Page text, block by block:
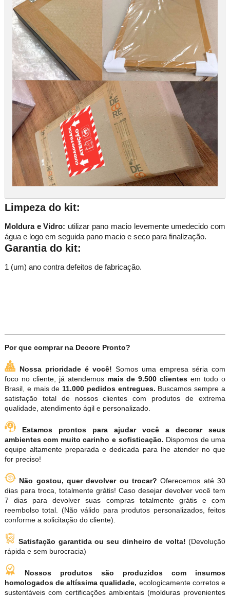
Limpeza do kit:
Moldura e Vidro: utilizar pano macio levemente umedecido com
gua e logo em seguida pano macio e seco para finalização.
Garantia do kit:
1 (um) ano contra defeitos de fabricação.
Por que comprar na Decore Pronto?
Nossa prioridade é você! Somos uma empresa séria com
foco no cliente, já atendemos mais de 9.500 clientes em todo o
Brasil, e mais de11.000 pedidos entregues. Buscamos sempre a
satisfação total de nossos clientes com produtos de extrema
qualidade, atendimento ágil e personalizado.
Estamos prontos para ajudar você a decorar seus
ambientes com muito carinho e sofisticação. Dispomos de uma
equipe altamente preparada e dedicada para lhe atender no que
for preciso!
Não gostou, quer devolver ou trocar?Oferecemos até 30
dias para troca, totalmente grátis! Caso desejar devolver você tem
7 dias para devolver suas compras totalmente grátis e com
reembolso total. (Não válido para produtos personalizados, feitos
conforme a solicitação do cliente).
Satisfação garantida ou seu dinheiro de volta!(Devolução
rápida e sem burocracia)
Nossos produtos são produzidos com insumos
homologados de altíssima qualidade, ecologicamente corretos e
sustentáveis com certificações ambientais (molduras provenientes